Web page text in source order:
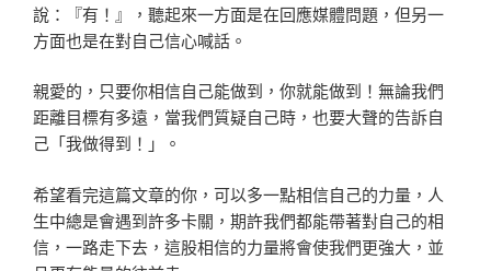
說：『有！』，聽起來一方面是在回應媒體問題，但另一
方面也是在對自己信心喊話。
親愛的，只要你相信自己能做到，你就能做到！無論我們
距離目標有多遠，當我們質疑自己時，也要大聲的告訴自
己「我做得到！」。
希望看完這篇文章的你，可以多一點相信自己的力量，人
生中總是會遇到許多卡關，期許我們都能帶著對自己的相
信，一路走下去，這股相信的力量將會使我們更強大，並